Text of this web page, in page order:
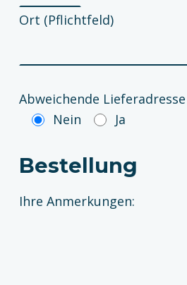
Ort (Pflichtfeld)
Abweichende
Nein
Ja
Bestellung
Ihre Anmerkungen: